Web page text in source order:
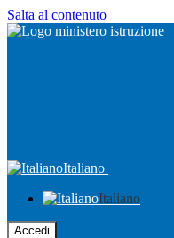
Salta al contenuto
Italiano
Italiano
Accedi